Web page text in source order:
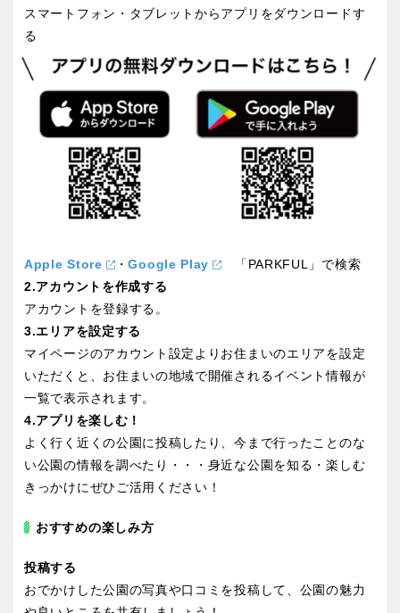
鳥取 島根
岡山 広島
山口 徳島
香川 愛媛
九州・沖縄
福岡 佐賀
長崎
大分
スマートフォン・タブレットからアプリをダウンロードす
る
Apple Store ・Google Play
「PARKFUL」で検索
2.アカウントを作成する
アカウントを登録する。
3.エリアを設定する
マイページのアカウント設定よりお住まいのエリアを設定
いただくと、お住まいの地域で開催されるイベント情報が
一覧で表示されます。
4.アプリを楽しむ！
よく行く近くの公園に投稿したり、今まで行ったことのな
い公園の情報を調べたり・・・身近な公園を知る・楽しむ
きっかけにぜひご活用ください！
おすすめの楽しみ方
投稿する
おでかけした公園の写真や口コミを投稿して、公園の魅力